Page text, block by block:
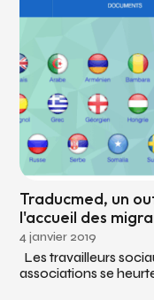
Traducmed, un
l'accueil des
4 janvier 2019
Les travailleurs
associations se